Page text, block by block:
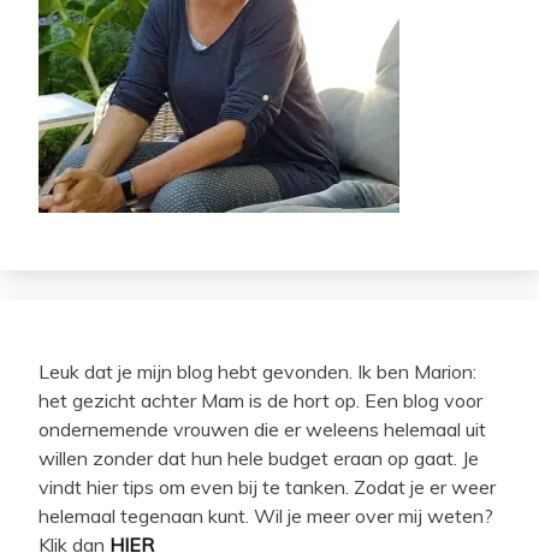
Leuk dat je mijn blog hebt gevonden. Ik ben Marion:
het gezicht achter Mam is de hort op. Een blog voor
ondernemende vrouwen die er weleens helemaal uit
willen zonder dat hun hele budget eraan op gaat. Je
vindt hier tips om even bij te tanken. Zodat je er weer
helemaal tegenaan kunt. Wil je meer over mij weten?
Klik dan HIER